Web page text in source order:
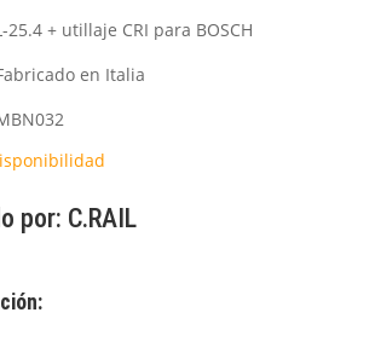
+ utillaje CRI para BOSCH
en Italia
por: C.RAIL